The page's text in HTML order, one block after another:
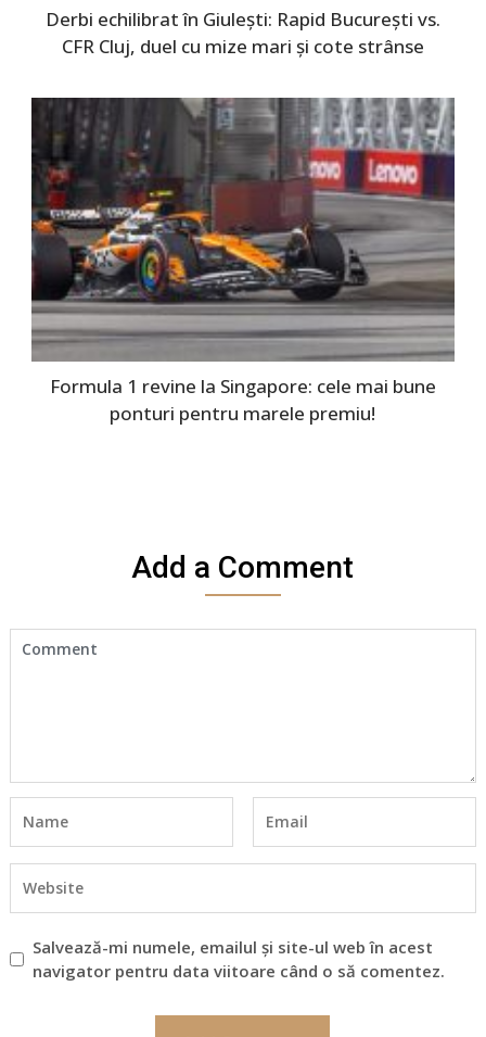
Derbi echilibrat în Giulești: Rapid București vs.
CFR Cluj, duel cu mize mari și cote strânse
Formula 1 revine la Singapore: cele mai bune
ponturi pentru marele premiu!
Add a Comment
Salvează-mi numele, emailul și site-ul web în acest
navigator pentru data viitoare când o să comentez.